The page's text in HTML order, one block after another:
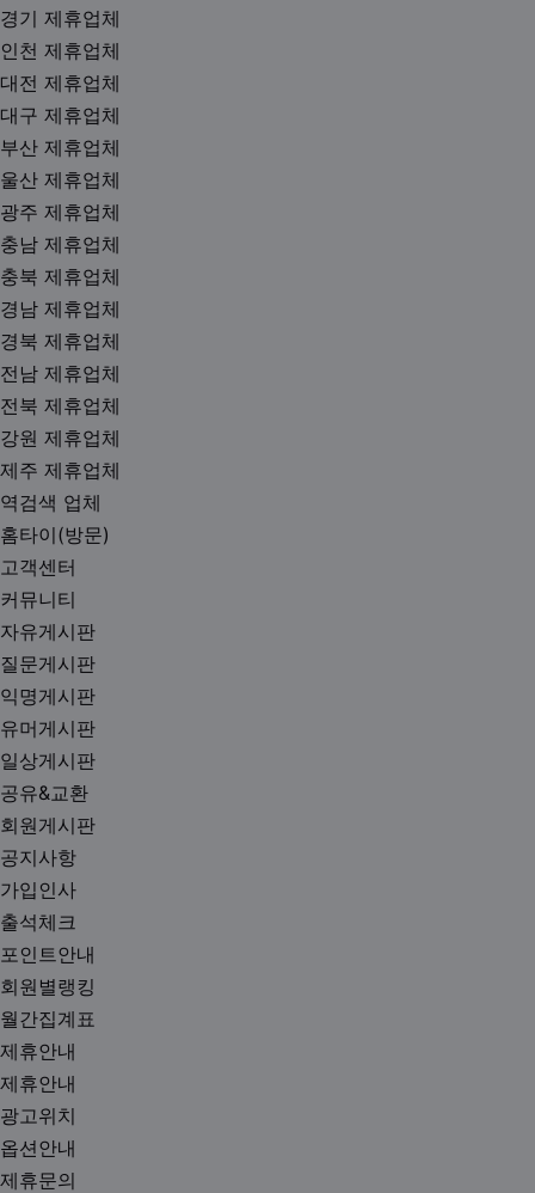
경기 제휴업체
인천 제휴업체
대전 제휴업체
대구 제휴업체
부산 제휴업체
울산 제휴업체
광주 제휴업체
충남 제휴업체
충북 제휴업체
경남 제휴업체
경북 제휴업체
전남 제휴업체
전북 제휴업체
강원 제휴업체
제주 제휴업체
역검색 업체
홈타이(방문)
고객센터
커뮤니티
자유게시판
질문게시판
익명게시판
유머게시판
일상게시판
공유&교환
회원게시판
공지사항
가입인사
출석체크
포인트안내
회원별랭킹
월간집계표
제휴안내
제휴안내
광고위치
옵션안내
제휴문의